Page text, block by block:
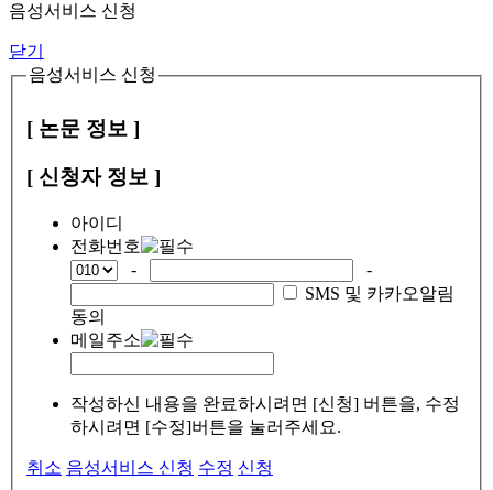
음성서비스 신청
닫기
음성서비스 신청
[ 논문 정보 ]
[ 신청자 정보 ]
아이디
전화번호
-
-
SMS 및 카카오알림
동의
메일주소
작성하신 내용을 완료하시려면 [신청] 버튼을, 수정
하시려면 [수정]버튼을 눌러주세요.
취소 음성서비스 신청 수정 신청